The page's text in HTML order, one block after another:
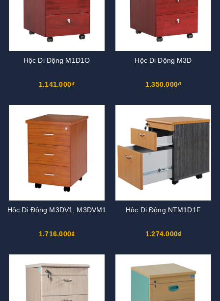
Hộc Di Động M1D1O
1.141.000₫
Hộc Di Động M3D
1.350.000₫
Hộc Di Động M3DV1, M3DVM1
1.716.000₫
Hộc Di Động NTM1D1F
1.274.000₫